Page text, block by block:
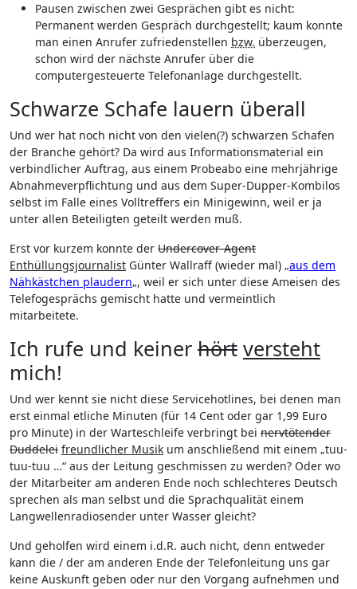
Pausen zwischen zwei Gesprächen gibt es nicht:
Permanent werden Gespräch durchgestellt; kaum konnte
man einen Anrufer zufriedenstellen bzw. überzeugen,
schon wird der nächste Anrufer über die
computergesteuerte Telefonanlage durchgestellt.
Schwarze Schafe lauern überall
Und wer hat noch nicht von den vielen(?) schwarzen Schafen
der Branche gehört? Da wird aus Informationsmaterial ein
verbindlicher Auftrag, aus einem Probeabo eine mehrjährige
Abnahmeverpflichtung und aus dem Super-Dupper-Kombilos
selbst im Falle eines Volltreffers ein Minigewinn, weil er ja
unter allen Beteiligten geteilt werden muß.
Erst vor kurzem konnte der Undercover-Agent
Enthüllungsjournalist Günter Wallraff (wieder mal) „aus dem
Nähkästchen plaudern„, weil er sich unter diese Ameisen des
Telefogesprächs gemischt hatte und vermeintlich
mitarbeitete.
Ich rufe und keiner hört versteht
mich!
Und wer kennt sie nicht diese Servicehotlines, bei denen man
erst einmal etliche Minuten (für 14 Cent oder gar 1,99 Euro
pro Minute) in der Warteschleife verbringt bei nervtötender
Duddelei freundlicher Musik um anschließend mit einem „tuu-
tuu-tuu …“ aus der Leitung geschmissen zu werden? Oder wo
der Mitarbeiter am anderen Ende noch schlechteres Deutsch
sprechen als man selbst und die Sprachqualität einem
Langwellenradiosender unter Wasser gleicht?
Und geholfen wird einem i.d.R. auch nicht, denn entweder
kann die / der am anderen Ende der Telefonleitung uns gar
keine Auskunft geben oder nur den Vorgang aufnehmen und